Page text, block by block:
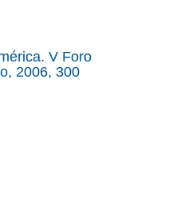
V Foro
2006, 300